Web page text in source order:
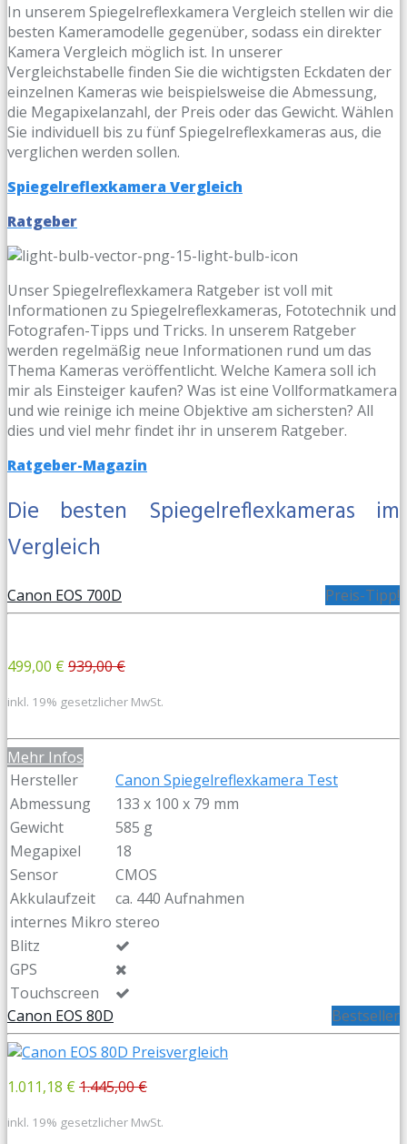
In unserem Spiegelreflexkamera Vergleich stellen wir die
besten Kameramodelle gegenüber, sodass ein direkter
Kamera Vergleich möglich ist. In unserer
Vergleichstabelle finden Sie die wichtigsten Eckdaten der
einzelnen Kameras wie beispielsweise die Abmessung,
die Megapixelanzahl, der Preis oder das Gewicht. Wählen
Sie individuell bis zu fünf Spiegelreflexkameras aus, die
verglichen werden sollen.
Spiegelreflexkamera Vergleich
Ratgeber
Unser Spiegelreflexkamera Ratgeber ist voll mit
Informationen zu Spiegelreflexkameras, Fototechnik und
Fotografen-Tipps und Tricks. In unserem Ratgeber
werden regelmäßig neue Informationen rund um das
Thema Kameras veröffentlicht. Welche Kamera soll ich
mir als Einsteiger kaufen? Was ist eine Vollformatkamera
und wie reinige ich meine Objektive am sichersten? All
dies und viel mehr findet ihr in unserem Ratgeber.
Ratgeber-Magazin
Die besten Spiegelreflexkameras im
Vergleich
Preis-Tipp!
Canon EOS 700D
499,00 € 939,00 €
inkl. 19% gesetzlicher MwSt.
Mehr Infos
Hersteller
Canon Spiegelreflexkamera Test
Abmessung
133 x 100 x 79 mm
Gewicht
585 g
Megapixel
18
Sensor
CMOS
Akkulaufzeit
ca. 440 Aufnahmen
internes Mikro stereo
Blitz
GPS
Touchscreen
Bestseller
Canon EOS 80D
1.011,18 € 1.445,00 €
inkl. 19% gesetzlicher MwSt.